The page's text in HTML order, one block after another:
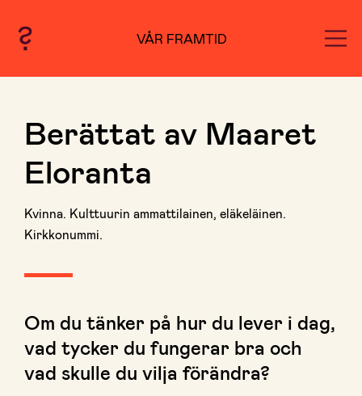
VÅR FRAMTID
Berättat av Maaret
Eloranta
Kvinna. Kulttuurin ammattilainen, eläkeläinen.
Kirkkonummi.
Om du tänker på hur du lever i dag,
vad tycker du fungerar bra och
vad skulle du vilja förändra?